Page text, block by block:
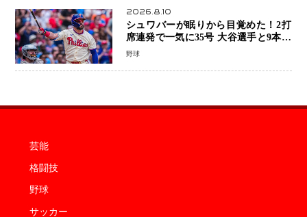
2026.8.10
シュワバーが眠りから目覚めた！2打
席連発で一気に35号 大谷選手と9本差
に 本塁打王争いで単独トップ浮上
野球
芸能
格闘技
野球
サッカー